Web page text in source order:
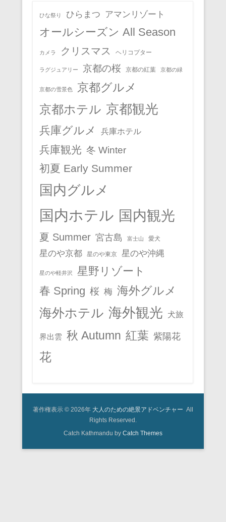
ひな祭り ひらまつ アマンリゾート
オールシーズン All Season
カメラ クリスマス ヘリコプター
ラグジュアリー 京都の桜 京都の紅葉 京都の緑
京都の雪景色 京都グルメ
京都ホテル 京都観光
兵庫グルメ 兵庫ホテル
兵庫観光 冬 Winter
初夏 Early Summer
国内グルメ
国内ホテル 国内観光
夏 Summer 宮古島 富士山 愛犬
星のや京都 星のや東京 星のや沖縄
星のや軽井沢
星野リゾート
春 Spring 桜 梅 海外グルメ
海外ホテル 海外観光 犬旅
界出雲 秋 Autumn 紅葉 紫陽花
花
著作権表示 © 2026年 大人のための絶景アドベンチャー All
Rights Reserved.
Catch Kathmandu by Catch Themes